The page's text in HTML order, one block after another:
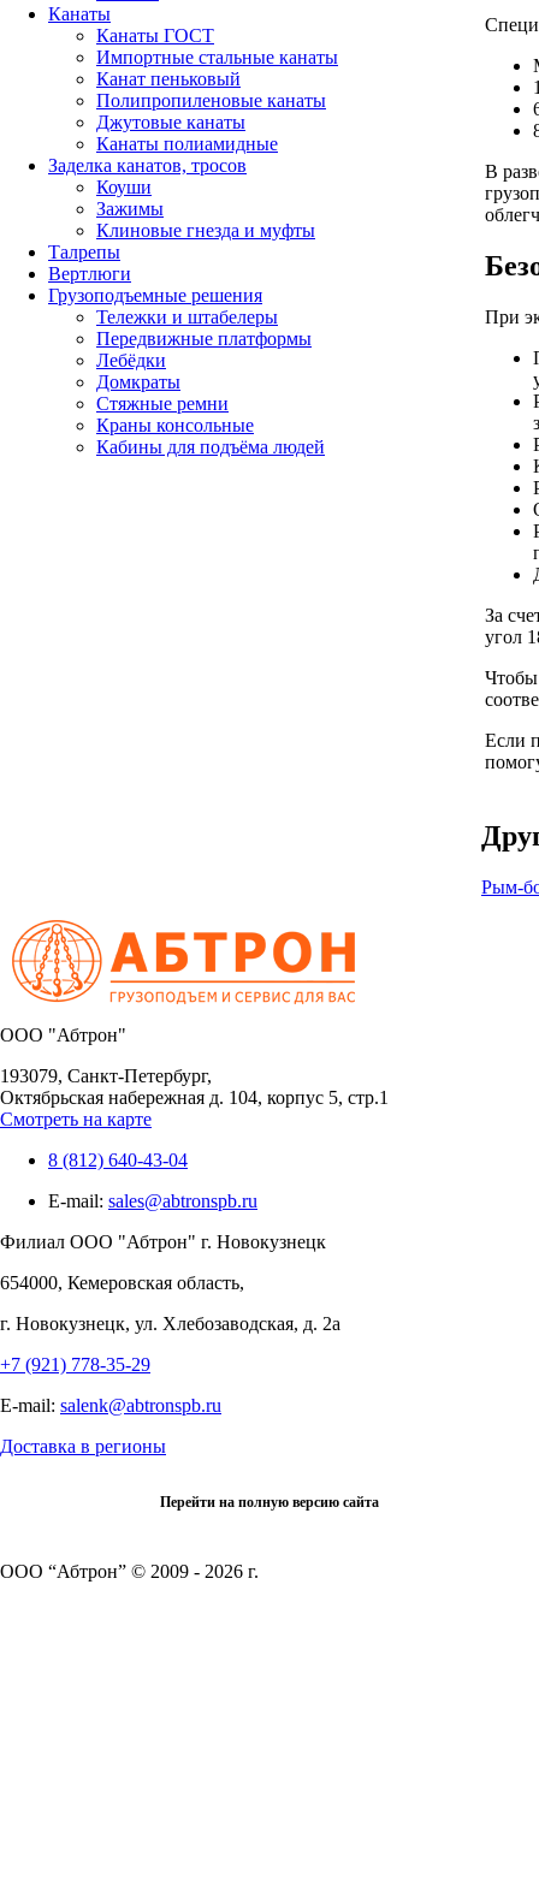
Канаты
Канаты ГОСТ
Импортные стальные канаты
Канат пеньковый
Полипропиленовые канаты
Джутовые канаты
Канаты полиамидные
Заделка канатов, тросов
Коуши
Зажимы
Клиновые гнезда и муфты
Талрепы
Вертлюги
Грузоподъемные решения
Тележки и штабелеры
Передвижные платформы
Лебёдки
Домкраты
Стяжные ремни
Краны консольные
Кабины для подъёма людей
В
При
За
угол
Чтобы
Если
Рым-
OOO "Абтрон"
193079, Санкт-Петербург,
Октябрьская набережная д. 104, корпус 5, стр.1
Смотреть на карте
8 (812) 640-43-04
E-mail: sales@abtronspb.ru
Филиал OOO "Абтрон" г. Новокузнецк
654000, Кемеровская область,
г. Новокузнецк, ул. Хлебозаводская, д. 2а
+7 (921) 778-35-29
E-mail: salenk@abtronspb.ru
Доставка в регионы
Перейти на полную версию сайта
ООО “Абтрон” © 2009 - 2026 г.